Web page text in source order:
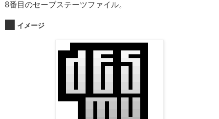
8番目のセーブステーツファイル。
イメージ